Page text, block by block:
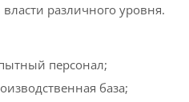
различного уровня.
персонал;
база;